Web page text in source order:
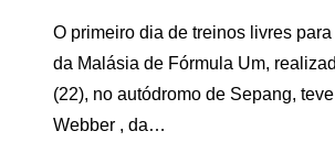
O primeiro dia de treinos livres
da Malásia de Fórmula Um,
(22), no autódromo de Sepang,
Webber , da…